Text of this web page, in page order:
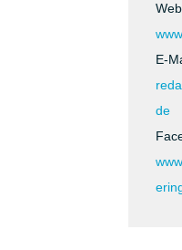
E-
de